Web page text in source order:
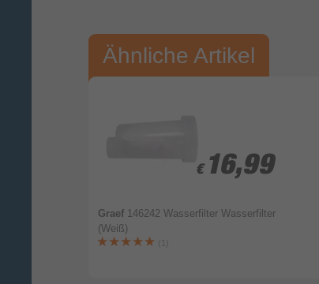
Ihre Bewertung:
Bitte mindestens 20 Wörter eingeben
Ähnliche Artikel
€ 16,99
€ 16,99
Graef 146242 Wasserfilter Wasserfilter
(Weiß)
(1)